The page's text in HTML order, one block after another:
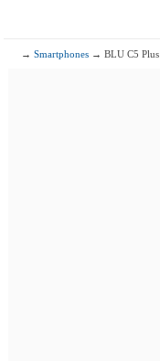
→Smartphones → BLU C5 Plus